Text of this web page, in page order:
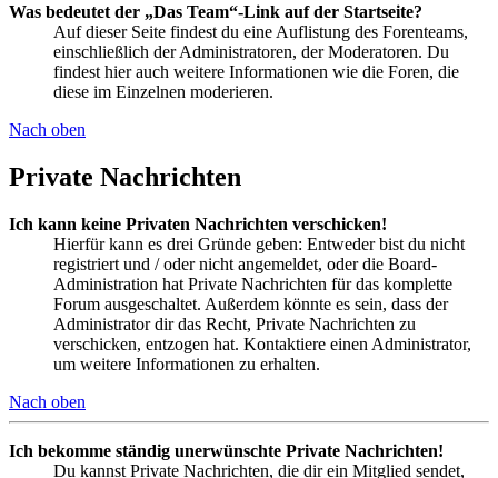
Was bedeutet der „Das Team“-Link auf der Startseite?
Auf dieser Seite findest du eine Auflistung des Forenteams,
einschließlich der Administratoren, der Moderatoren. Du
findest hier auch weitere Informationen wie die Foren, die
diese im Einzelnen moderieren.
Nach oben
Private Nachrichten
Ich kann keine Privaten Nachrichten verschicken!
Hierfür kann es drei Gründe geben: Entweder bist du nicht
registriert und / oder nicht angemeldet, oder die Board-
Administration hat Private Nachrichten für das komplette
Forum ausgeschaltet. Außerdem könnte es sein, dass der
Administrator dir das Recht, Private Nachrichten zu
verschicken, entzogen hat. Kontaktiere einen Administrator,
um weitere Informationen zu erhalten.
Nach oben
Ich bekomme ständig unerwünschte Private Nachrichten!
Du kannst Private Nachrichten, die dir ein Mitglied sendet,